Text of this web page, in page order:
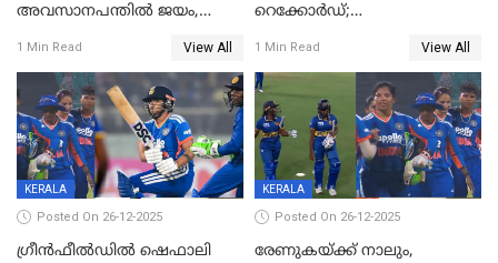
അവസാനപന്തിൽ ജയം,
1 Min Read View All
റെക്കോർഡ്;
ടി20 പരമ്പര തൂത്തുവാരി
ഇന്ത്യ
1 Min Read View All
KERALA
Posted On 26-12-2025
ഗ്രീന്‍ഫീല്‍ഡില്‍ ഷെഫാലി
KERALA
Posted On 26-12-2025
രേണുകയ്ക്ക് നാലും,